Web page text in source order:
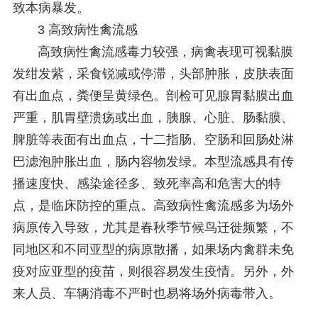
致本病暴发。
3 高致病性禽流感
高致病性禽流感毒力较强，病禽表现可视黏膜
发绀发紫，采食锐减或停滞，头部肿胀，皮肤表面
有出血点，粪便呈黄绿色。剖检可见腺胃黏膜出血
严重，肌胃壁溃疡或出血，胰腺、心脏、肠黏膜、
脾脏等表面有出血点，十二指肠、空肠和回肠处淋
巴滤泡肿胀出血，肠内容物发绿。本型流感具有传
播速度快、感染途径多、致死率高和危害大的特
点，是临床防控的重点。高致病性禽流感多为场外
病原传入导致，尤其是春秋季节候鸟迁徙频繁，不
同地区和不同亚型的病原散播，如果场内禽群未免
疫对应亚型的疫苗，则很容易发生疫情。另外，外
来人员、车辆消毒不严时也易将场外病毒带入。